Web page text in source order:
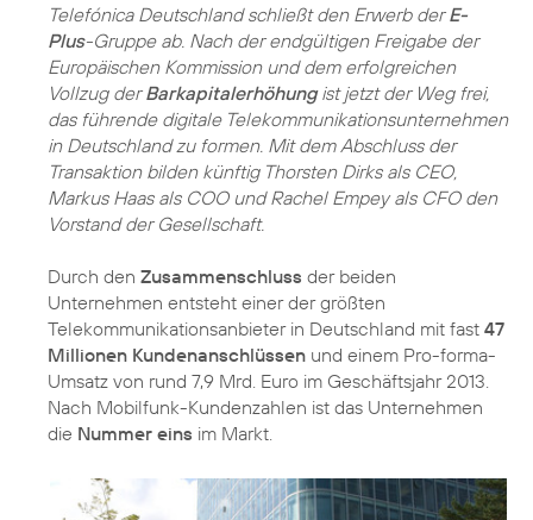
Telefónica Deutschland schließt den Erwerb derE-
Plus-Gruppe ab. Nach der endgültigen Freigabe der
Europäischen Kommission und dem erfolgreichen
Vollzug derBarkapitalerhöhungist jetzt der Weg frei,
das führende digitale Telekommunikationsunternehmen
in Deutschland zu formen. Mit dem Abschluss der
Transaktion bilden künftig Thorsten Dirks als CEO,
Markus Haas als COO und Rachel Empey als CFO den
Vorstand der Gesellschaft.
Durch den Zusammenschluss der beiden
Unternehmen entsteht einer der größten
Telekommunikationsanbieter in Deutschland mit fast 47
Millionen Kundenanschlüssen und einem Pro-forma-
Umsatz von rund 7,9 Mrd. Euro im Geschäftsjahr 2013.
Nach Mobilfunk-Kundenzahlen ist das Unternehmen
die Nummer eins im Markt.